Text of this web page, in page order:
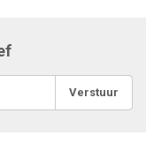
Verstuur